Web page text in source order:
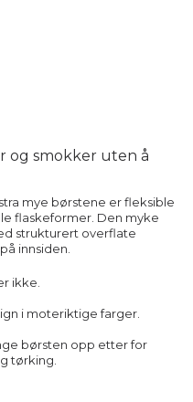
og smokker uten å
mye børstene er fleksible
flaskeformer. Den myke
strukturert overflate
innsiden.
ikke.
i moteriktige farger.
børsten opp etter for
tørking.